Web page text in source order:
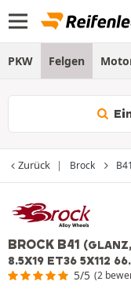
PKW Felgen
Zurück Brock B41
BROCK B41
8.5X19 ET36 5X112
5/5 (2